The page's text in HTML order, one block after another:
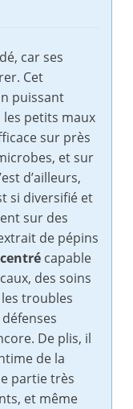
car ses
Cet
puissant
petits maux
sur près
et sur
d’ailleurs,
si diversifié et
sur des
de pépins
capable
des soins
troubles
De plis, il
de la
partie très
et même